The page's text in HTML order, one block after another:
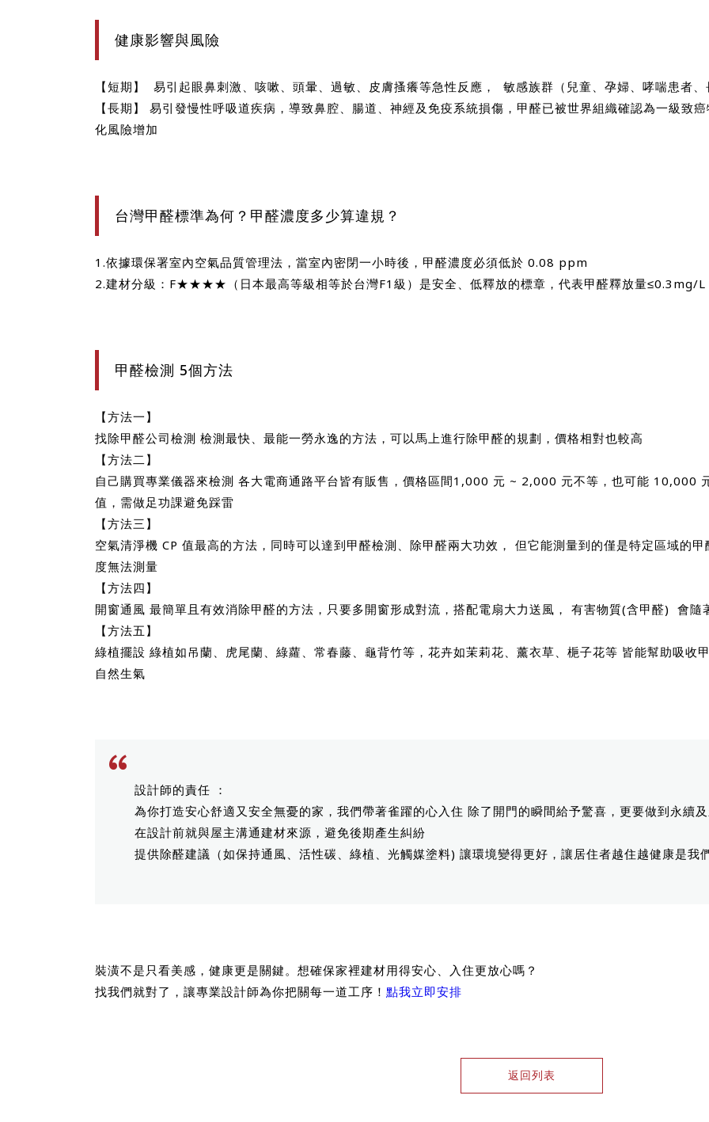
健康影響與風險
【短期】 易引起眼鼻刺激、咳嗽、頭暈、過敏、皮膚搔癢等急性反應， 敏感族群（兒童、孕婦、哮喘患者
【長期】 易引發慢性呼吸道疾病，導致鼻腔、腸道、神經及免疫系統損傷，甲醛已被世界組織確認為一級致
化風險增加
台灣甲醛標準為何？甲醛濃度多少算違規？
1.依據環保署室內空氣品質管理法，當室內密閉一小時後，甲醛濃度必須低於 0.08 ppm
2.建材分級：F★★★★（日本最高等級相等於台灣F1級）是安全、低釋放的標章，代表甲醛釋放量≤0.3mg/L
甲醛檢測 5個方法
【方法一】
找除甲醛公司檢測 檢測最快、最能一勞永逸的方法，可以馬上進行除甲醛的規劃，價格相對也較高
【方法二】
自己購買專業儀器來檢測 各大電商通路平台皆有販售，價格區間1,000 元 ~ 2,000 元不等，也可能 10,000
值，需做足功課避免踩雷
【方法三】
空氣清淨機 CP 值最高的方法，同時可以達到甲醛檢測、除甲醛兩大功效， 但它能測量到的僅是特定區域的
度無法測量
【方法四】
開窗通風 最簡單且有效消除甲醛的方法，只要多開窗形成對流，搭配電扇大力送風， 有害物質(含甲醛) 會
【方法五】
綠植擺設 綠植如吊蘭、虎尾蘭、綠蘿、常春藤、龜背竹等，花卉如茉莉花、薰衣草、梔子花等 皆能幫助吸收
自然生氣
設計師的責任 ：
為你打造安心舒適又安全無憂的家，我們帶著雀躍的心入住 除了開門的瞬間給予驚喜，更要做到永續
在設計前就與屋主溝通建材來源，避免後期產生糾紛
提供除醛建議（如保持通風、活性碳、綠植、光觸媒塗料) 讓環境變得更好，讓居住者越住越健康是我
裝潢不是只看美感，健康更是關鍵。想確保家裡建材用得安心、入住更放心嗎？
找我們就對了，讓專業設計師為你把關每一道工序！ 點我立即安排
返回列表